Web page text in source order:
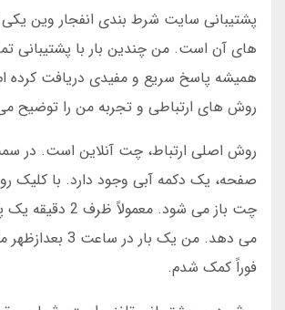
پشتیبانی سایت شرط بندی انفجار وین
های آن است. من چندین بار با پشتیبانی
همیشه پاسخ سریع و مفیدی دریافت کرده
روش های ارتباطی و تجربه من را توضیح
روش اصلی ارتباط، چت آنلاین است. در
صفحه، یک دکمه آبی وجود دارد. با کلیک
چت باز می شود.
می دهد. من یک بار در
فوراً کمک شدم.